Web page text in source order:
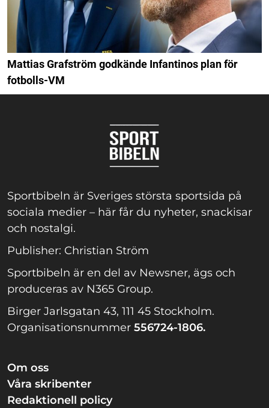
Mattias Grafström godkände Infantinos plan för
fotbolls-VM
Sportbibeln är Sveriges största sportsida på
sociala medier – här får du nyheter, snackisar
och nostalgi.
Publisher: Christian Ström
Sportbibeln är en del av Newsner, ägs och
produceras av N365 Group.
Birger Jarlsgatan 43, 111 45 Stockholm.
Organisationsnummer 556724-1806.
Om oss
Våra skribenter
Redaktionell policy